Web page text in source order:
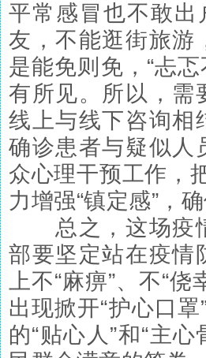
平常感冒也不敢出
友，不能逛街旅游
是能免则免，“忐
有所见。所以，需
线上与线下咨询相
确诊患者与疑似人
众心理干预工作，
力增强“镇定感”，确
总之，这场疫情
部要坚定站在疫情
上不“麻痹”、不“
出现掀开“护心口
的“贴心人”和“主